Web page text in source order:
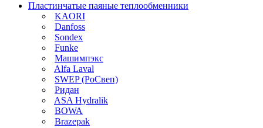
Пластинчатые паяные теплообменники
KAORI
Danfoss
Sondex
Funke
Машимпэкс
Alfa Laval
SWEP (РоСвеп)
Ридан
ASA Hydralik
BOWA
Brazepak